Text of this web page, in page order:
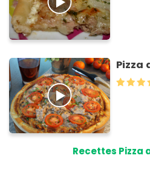
Pizza
Recettes Pizza